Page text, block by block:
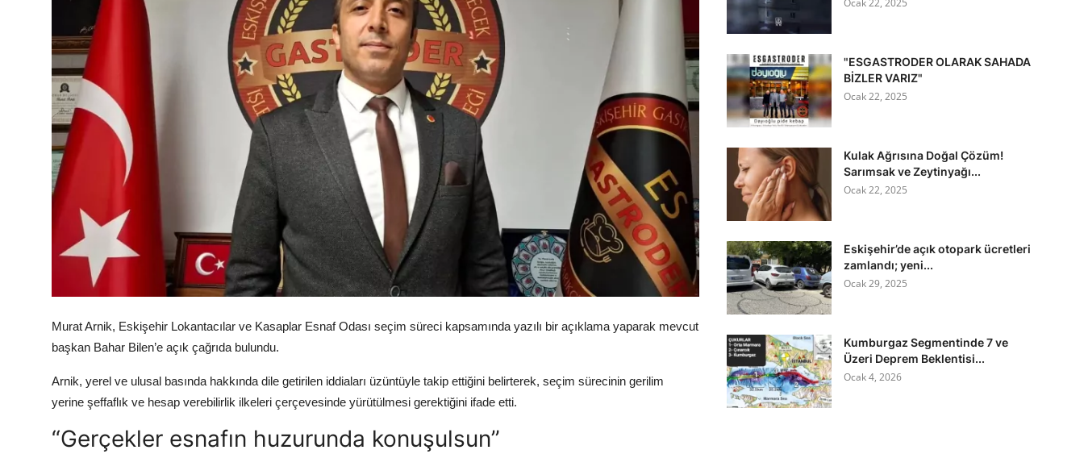
Teknoloji
TBMM Haberleri
Belediye
SON DAKİKA
Köşe Yazısı
Dernek
Gastronomi
E-GAZETE
Murat Arnik, Eskişehir Lokantacılar ve Kasaplar Esnaf Odası seçim süreci kapsamında yazılı bir açıklama yaparak mevcut
başkan Bahar Bilen’e açık çağrıda bulundu.
Arnik, yerel ve ulusal basında hakkında dile getirilen iddiaları üzüntüyle takip ettiğini belirterek, seçim sürecinin gerilim
yerine şeffaflık ve hesap verebilirlik ilkeleri çerçevesinde yürütülmesi gerektiğini ifade etti.
“Gerçekler esnafın huzurunda konuşulsun”
Ocak 22, 2025
"ESGASTRODER OLARAK SAHADA
BİZLER VARIZ"
Ocak 22, 2025
Kulak Ağrısına Doğal Çözüm!
Sarımsak ve Zeytinyağı...
Ocak 22, 2025
Eskişehir’de açık otopark ücretleri
zamlandı; yeni...
Ocak 29, 2025
Kumburgaz Segmentinde 7 ve
Üzeri Deprem Beklentisi...
Ocak 4, 2026